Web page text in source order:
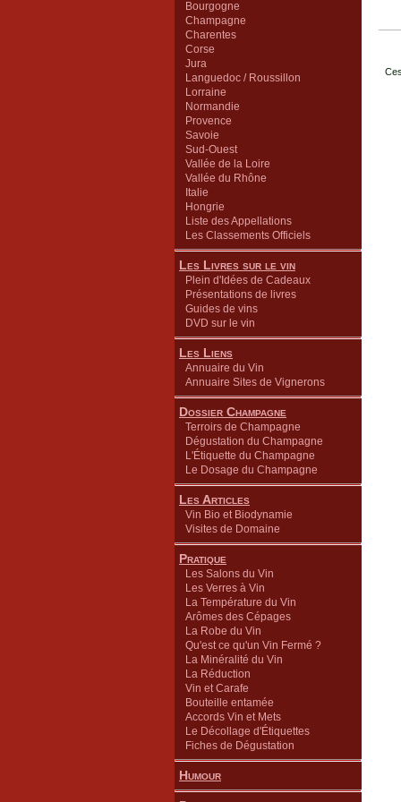
Bourgogne
Champagne
Charentes
Corse
Jura
Languedoc / Roussillon
Lorraine
Normandie
Provence
Savoie
Sud-Ouest
Vallée de la Loire
Vallée du Rhône
Italie
Hongrie
Liste des Appellations
Les Classements Officiels
Les Livres sur le vin
Plein d'Idées de Cadeaux
Présentations de livres
Guides de vins
DVD sur le vin
Les Liens
Annuaire du Vin
Annuaire Sites de Vignerons
Dossier Champagne
Terroirs de Champagne
Dégustation du Champagne
L'Étiquette du Champagne
Le Dosage du Champagne
Les Articles
Vin Bio et Biodynamie
Visites de Domaine
Pratique
Les Salons du Vin
Les Verres à Vin
La Température du Vin
Arômes des Cépages
La Robe du Vin
Qu'est ce qu'un Vin Fermé ?
La Minéralité du Vin
La Réduction
Vin et Carafe
Bouteille entamée
Accords Vin et Mets
Le Décollage d'Étiquettes
Fiches de Dégustation
Humour